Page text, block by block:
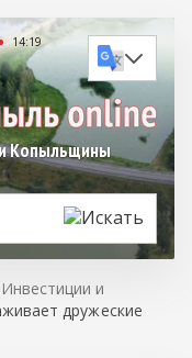
14:19
Копыльщины
Инвестиции и
дружеские